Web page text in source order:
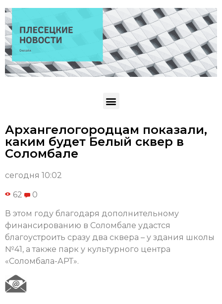
Архангелогородцам показали,
каким будет Белый сквер в
Соломбале
сегодня 10:02
62 0
В этом году благодаря дополнительному
финансированию в Соломбале удастся
благоустроить сразу два сквера – у здания школы
№41, а также парк у культурного центра
«Соломбала-АРТ».